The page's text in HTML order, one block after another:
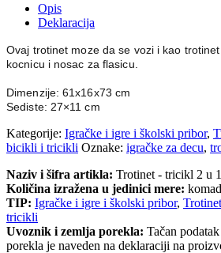
Opis
Deklaracija
Ovaj trotinet moze da se vozi i kao
kocnicu i nosac za flasicu.
Dimenzije: 61x16x73 cm
Sediste: 27×11 cm
Kategorije: Igračke i igre i školski pribor,
bicikli i tricikli Oznake: igračke za decu,
Naziv i šifra artikla: Trotinet - tricikl 2 u 1
Količina izražena u jedinici mere: komad
TIP: Igračke i igre i školski pribor,
tricikli
Uvoznik i zemlja porekla: Tačan
porekla je naveden na deklaraciji na